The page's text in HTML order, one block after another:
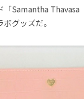
「Samantha Thavasa
グッズだ。